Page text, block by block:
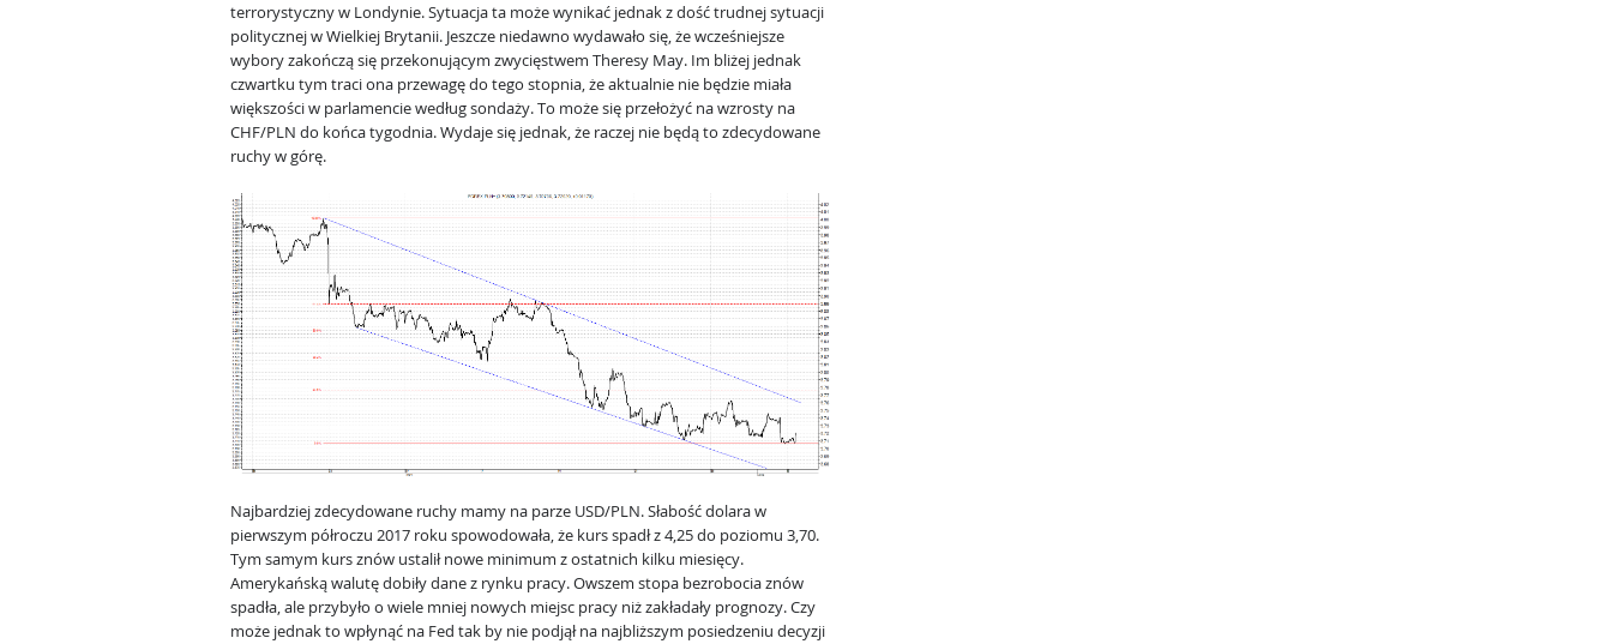
terrorystyczny w Londynie. Sytuacja ta może wynikać jednak z dość trudnej sytuacji
politycznej w Wielkiej Brytanii. Jeszcze niedawno wydawało się, że wcześniejsze
wybory zakończą się przekonującym zwycięstwem Theresy May. Im bliżej jednak
czwartku tym traci ona przewagę do tego stopnia, że aktualnie nie będzie miała
większości w parlamencie według sondaży. To może się przełożyć na wzrosty na
CHF/PLN do końca tygodnia. Wydaje się jednak, że raczej nie będą to zdecydowane
ruchy w górę.
Najbardziej zdecydowane ruchy mamy na parze USD/PLN. Słabość dolara w
pierwszym półroczu 2017 roku spowodowała, że kurs spadł z 4,25 do poziomu 3,70.
Tym samym kurs znów ustalił nowe minimum z ostatnich kilku miesięcy.
Amerykańską walutę dobiły dane z rynku pracy. Owszem stopa bezrobocia znów
spadła, ale przybyło o wiele mniej nowych miejsc pracy niż zakładały prognozy. Czy
może jednak to wpłynąć na Fed tak by nie podjął na najbliższym posiedzeniu decyzji